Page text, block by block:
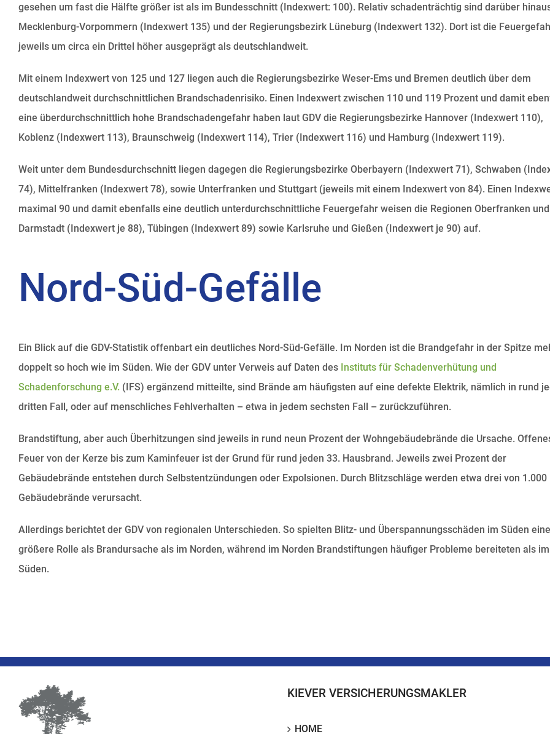
gesehen um fast die Hälfte größer ist als im Bundesschnitt (Indexwert: 100). Relativ schadenträchtig sind darüber
Mecklenburg-Vorpommern (Indexwert 135) und der Regierungsbezirk Lüneburg (Indexwert 132). Dort ist die
jeweils um circa ein Drittel höher ausgeprägt als deutschlandweit.
Mit einem Indexwert von 125 und 127 liegen auch die Regierungsbezirke Weser-Ems und Bremen deutlich über dem
deutschlandweit durchschnittlichen Brandschadenrisiko. Einen Indexwert zwischen 110 und 119 Prozent und damit
eine überdurchschnittlich hohe Brandschadengefahr haben laut GDV die Regierungsbezirke Hannover (Indexwert 110),
Koblenz (Indexwert 113), Braunschweig (Indexwert 114), Trier (Indexwert 116) und Hamburg (Indexwert 119).
Weit unter dem Bundesdurchschnitt liegen dagegen die Regierungsbezirke Oberbayern (Indexwert 71), Schwaben
74), Mittelfranken (Indexwert 78), sowie Unterfranken und Stuttgart (jeweils mit einem Indexwert von 84). Einen
maximal 90 und damit ebenfalls eine deutlich unterdurchschnittliche Feuergefahr weisen die Regionen Oberfranken und
Darmstadt (Indexwert je 88), Tübingen (Indexwert 89) sowie Karlsruhe und Gießen (Indexwert je 90) auf.
Nord-Süd-Gefälle
Ein Blick auf die GDV-Statistik offenbart ein deutliches Nord-Süd-Gefälle. Im Norden ist die Brandgefahr in der Spitze
doppelt so hoch wie im Süden. Wie der GDV unter Verweis auf Daten des Instituts für Schadenverhütung und
Schadenforschung e.V. (IFS) ergänzend mitteilte, sind Brände am häufigsten auf eine defekte Elektrik, nämlich in rund
dritten Fall, oder auf menschliches Fehlverhalten – etwa in jedem sechsten Fall – zurückzuführen.
Brandstiftung, aber auch Überhitzungen sind jeweils in rund neun Prozent der Wohngebäudebrände die Ursache.
Feuer von der Kerze bis zum Kaminfeuer ist der Grund für rund jeden 33. Hausbrand. Jeweils zwei Prozent der
Gebäudebrände entstehen durch Selbstentzündungen oder Expolsionen. Durch Blitzschläge werden etwa drei von 1.000
Gebäudebrände verursacht.
Allerdings berichtet der GDV von regionalen Unterschieden. So spielten Blitz- und Überspannungsschäden im Süden eine
größere Rolle als Brandursache als im Norden, während im Norden Brandstiftungen häufiger Probleme bereiteten als im
Süden.
KIEVER VERSICHERUNGSMAKLER
HOME